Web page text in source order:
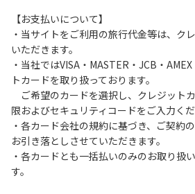
４．大きな音で音楽や楽器などを鳴ら
イベントは除く。
５．発電機の使用。但し貸し切りイベ
６．申込みされたサイト以外のサイト
レ、流しなど）の占有行為。
７．許可無く広告物の配布や掲示また
うこと。
８．その他 周りに迷惑となるような行
笑等）や他人に嫌悪感を与えるような行
【お支払いについて】
・当サイトをご利用の旅行代金等は、ク
いただきます。
・当社ではVISA・MASTER・JCB・
トカードを取り扱っております。
ご希望のカードを選択し、クレジット
限およびセキュリティコードをご入力くだ
・各カード会社の規約に基づき、ご契約
お引き落としさせていただきます。
・各カードとも一括払いのみのお取り扱
す。